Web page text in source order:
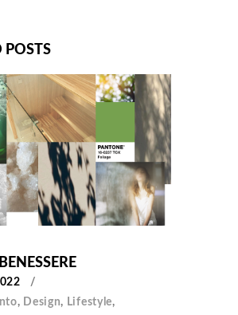
POSTS
, Design, Lifestyle,